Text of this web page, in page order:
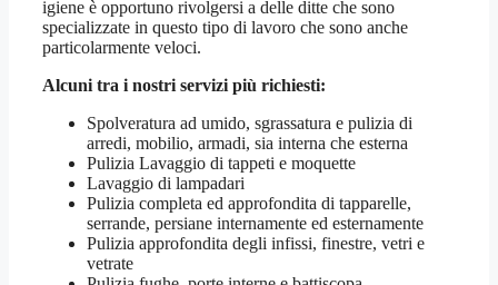
igiene è opportuno rivolgersi a delle ditte che sono
specializzate in questo tipo di lavoro che sono anche
particolarmente veloci.
Alcuni tra i nostri servizi più richiesti:
Spolveratura ad umido, sgrassatura e pulizia di
arredi, mobilio, armadi, sia interna che esterna
Pulizia Lavaggio di tappeti e moquette
Lavaggio di lampadari
Pulizia completa ed approfondita di tapparelle,
serrande, persiane internamente ed esternamente
Pulizia approfondita degli infissi, finestre, vetri e
vetrate